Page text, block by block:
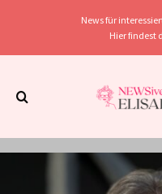
News für
Hier findest